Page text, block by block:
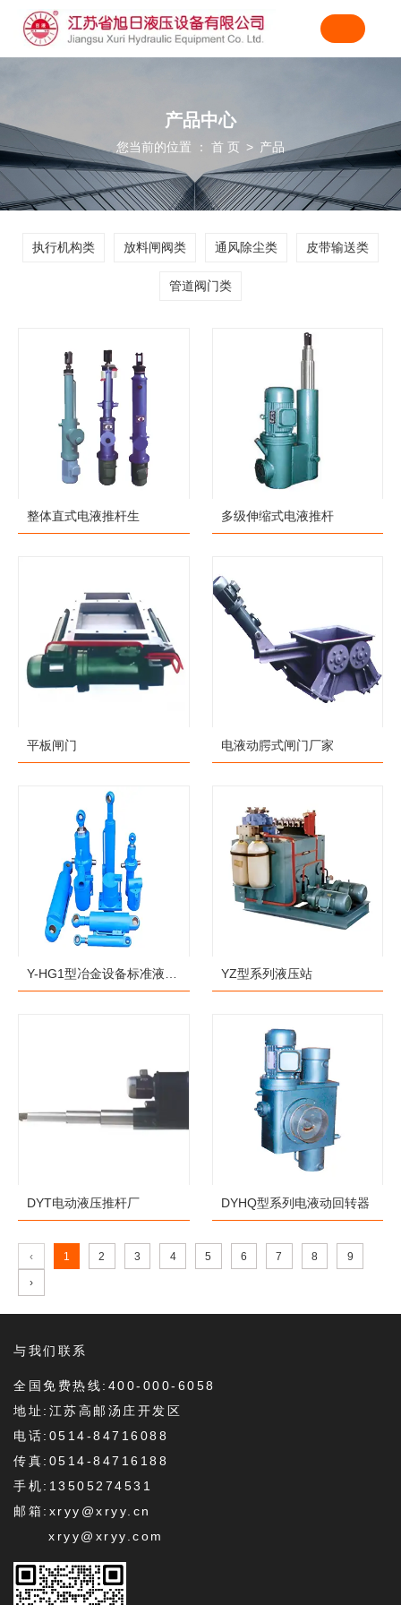
产品中心
您当前的位置 ： 首 页 > 产品
执行机构类 放料闸阀类 通风除尘类 皮带输送类
管道阀门类
整体直式电液推杆生 多级伸缩式电液推杆
平板闸门 电液动腭式闸门厂家
Y-HG1型冶金设备标准液压
缸
YZ型系列液压站
DYT电动液压推杆厂 DYHQ型系列电液动回转器
‹ 1 2 3 4 5 6 7 8 9
›
与我们联系
全国免费热线:400-000-6058
地址:江苏高邮汤庄开发区
电话:0514-84716088
传真:0514-84716188
手机:13505274531
邮箱:xryy@xryy.cn
xryy@xryy.com